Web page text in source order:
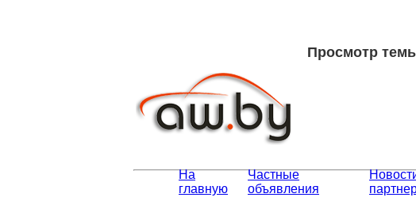
Просмотр
На
главную
Частные
объявления